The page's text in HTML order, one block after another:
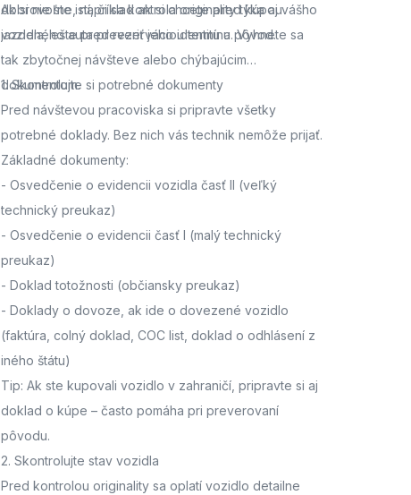
dobrovoľne, napríklad ak si chcete pred kúpou
jazdeného auta preveriť jeho identitu a pôvod.
Ak si nie ste istí, či sa kontrola originality týka aj vášho
vozidla,ešte pred rezerváciou termínu. Vyhnete sa
tak zbytočnej návšteve alebo chýbajúcim
dokumentom.
1. Skontrolujte si potrebné dokumenty
Pred návštevou pracoviskasi pripravte všetky
potrebné doklady. Bez nich vás technik nemôže prijať.
Základné dokumenty:
-Osvedčenie o evidencii vozidla časť II (veľký
technický preukaz)
-Osvedčenie o evidencii časť I (malý technický
preukaz)
-Doklad totožnosti (občiansky preukaz)
-Doklady o dovoze, ak ide o dovezené vozidlo
(faktúra, colný doklad, COC list, doklad o odhlásení z
iného štátu)
Tip: Ak ste kupovali vozidlo v zahraničí, pripravte si aj
doklad o kúpe – často pomáha pri preverovaní
pôvodu.
2. Skontrolujte stav vozidla
Pred kontrolou originality sa oplatí vozidlo detailne